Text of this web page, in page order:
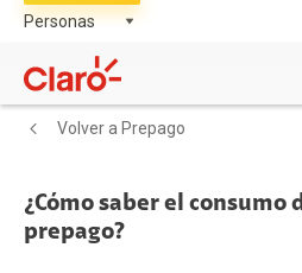
Volver a Prepago
¿Cómo saber el consumo
prepago?